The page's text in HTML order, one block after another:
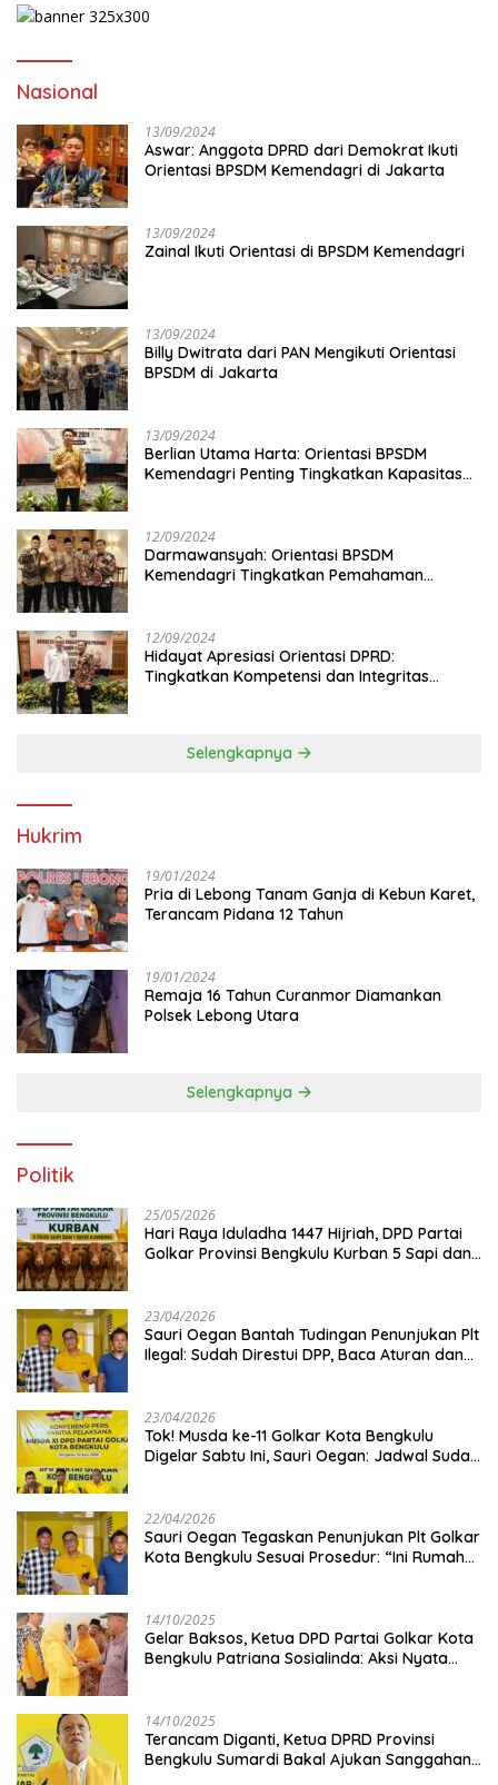
Nasional
13/09/2024
Aswar: Anggota DPRD dari Demokrat Ikuti
Orientasi BPSDM Kemendagri di Jakarta
13/09/2024
Zainal Ikuti Orientasi di BPSDM Kemendagri
13/09/2024
Billy Dwitrata dari PAN Mengikuti Orientasi
BPSDM di Jakarta
13/09/2024
Berlian Utama Harta: Orientasi BPSDM
Kemendagri Penting Tingkatkan Kapasitas
12/09/2024
Darmawansyah: Orientasi BPSDM
Kemendagri Tingkatkan Pemahaman
12/09/2024
Hidayat Apresiasi Orientasi DPRD:
Tingkatkan Kompetensi dan Integritas
Selengkapnya
Hukrim
19/01/2024
Pria di Lebong Tanam Ganja di Kebun Karet,
Terancam Pidana 12 Tahun
19/01/2024
Remaja 16 Tahun Curanmor Diamankan
Polsek Lebong Utara
Selengkapnya
Politik
25/05/2026
Hari Raya Iduladha 1447 Hijriah, DPD Partai
Golkar Provinsi Bengkulu Kurban 5 Sapi dan 1
23/04/2026
Sauri Oegan Bantah Tudingan Penunjukan Plt
Ilegal: Sudah Direstui DPP, Baca Aturan dan
23/04/2026
‎Tok! Musda ke-11 Golkar Kota Bengkulu
Digelar Sabtu Ini, Sauri Oegan: Jadwal Sudah
22/04/2026
Sauri Oegan Tegaskan Penunjukan Plt Golkar
Kota Bengkulu Sesuai Prosedur: “Ini Rumah
14/10/2025
‎Gelar Baksos, Ketua DPD Partai Golkar Kota
Bengkulu Patriana Sosialinda: Aksi Nyata
14/10/2025
Terancam Diganti, Ketua DPRD Provinsi
Bengkulu Sumardi Bakal Ajukan Sanggahan